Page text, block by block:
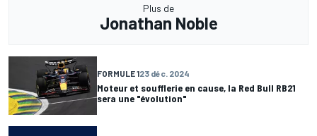
Plus de
Jonathan Noble
FORMULE 123 déc. 2024
Moteur et soufflerie en cause, la Red Bull RB21
sera une "évolution"